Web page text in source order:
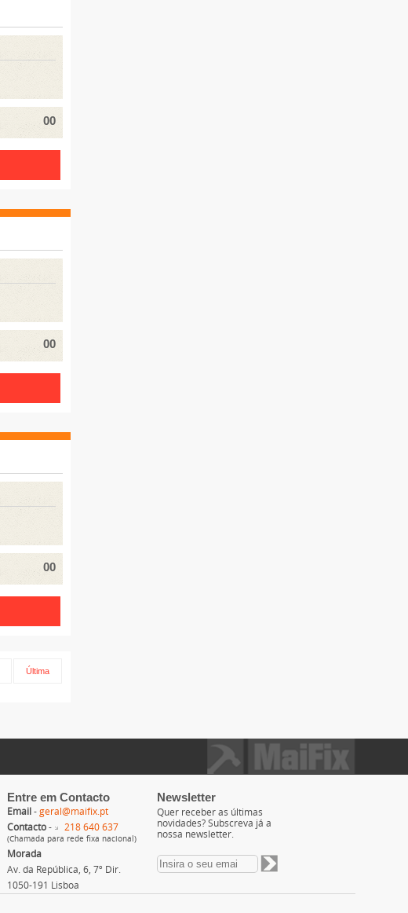
00
00
00
Última
Entre em Contacto
Email- geral@maifix.pt
Contacto- 218 640 637
(Chamada para rede fixa nacional)
Morada
Av. da República, 6, 7º Dir.
1050-191 Lisboa
Newsletter
Quer receber as últimas
novidades? Subscreva já a
nossa newsletter.